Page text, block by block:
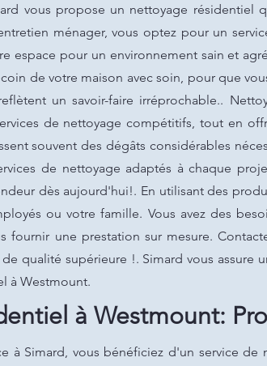
vous propose un nettoyage résidentiel
ménager, vous optez pour un
espace pour un environnement sain et
de votre maison avec soin, pour que
un savoir-faire irréprochable..
de nettoyage compétitifs, tout en
souvent des dégâts considérables
de nettoyage adaptés à chaque
dès aujourd'hui!. En utilisant des
ou votre famille. Vous avez des
fournir une prestation sur mesure.
qualité supérieure !. Simard vous assure
à Westmount.
à Westmount:
à Simard, vous bénéficiez d'un service de